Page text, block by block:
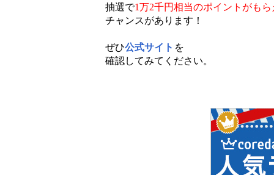
抽選で1万2千円相当のポイントがもら
チャンスがあります！
ぜひ公式サイト を
確認してみてください。